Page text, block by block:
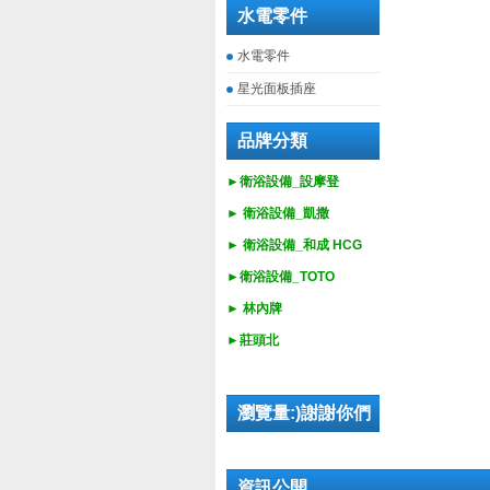
水電零件
水電零件
星光面板插座
品牌分類
►衛浴設備_設摩登
► 衛浴設備_ 凱撒
► 衛浴設備_ 和成 HCG
►衛浴設備_ TOTO
► 林內牌
►莊頭北
瀏覽量:)謝謝你們